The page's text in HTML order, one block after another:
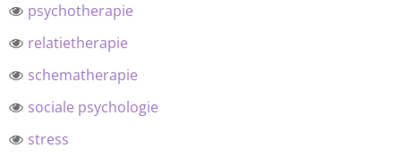
psychotherapie
relatietherapie
schematherapie
sociale psychologie
stress